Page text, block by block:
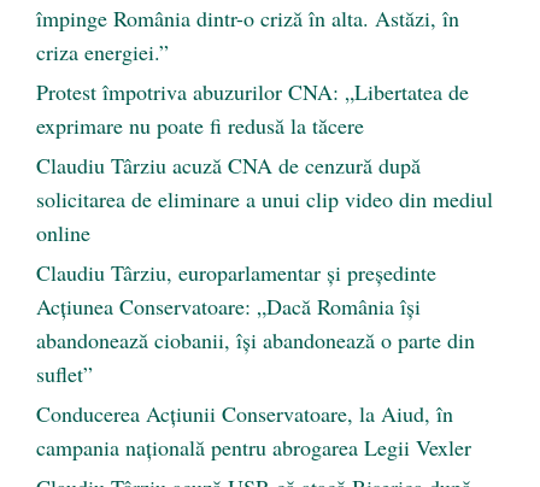
împinge România dintr-o criză în alta. Astăzi, în
criza energiei.”
Protest împotriva abuzurilor CNA: „Libertatea de
exprimare nu poate fi redusă la tăcere
Claudiu Târziu acuză CNA de cenzură după
solicitarea de eliminare a unui clip video din mediul
online
Claudiu Târziu, europarlamentar și președinte
Acțiunea Conservatoare: „Dacă România își
abandonează ciobanii, își abandonează o parte din
suflet”
Conducerea Acțiunii Conservatoare, la Aiud, în
campania națională pentru abrogarea Legii Vexler